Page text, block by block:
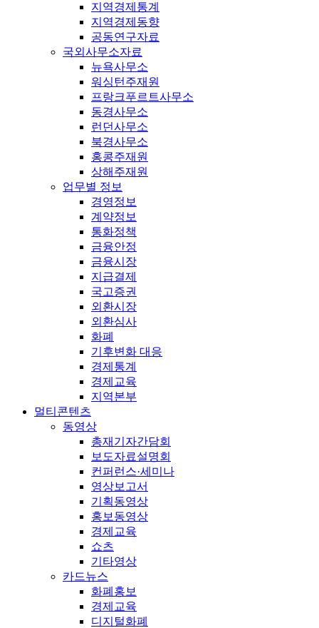
지역경제통계
지역경제동향
공동연구자료
국외사무소자료
뉴욕사무소
워싱턴주재원
프랑크푸르트사무소
동경사무소
런던사무소
북경사무소
홍콩주재원
상해주재원
업무별 정보
경영정보
계약정보
통화정책
금융안정
금융시장
지급결제
국고증권
외환시장
외환심사
화폐
기후변화 대응
경제통계
경제교육
지역본부
멀티콘텐츠
동영상
총재기자간담회
보도자료설명회
컨퍼런스·세미나
영상보고서
기획동영상
홍보동영상
경제교육
쇼츠
기타영상
카드뉴스
화폐홍보
경제교육
디지털화폐